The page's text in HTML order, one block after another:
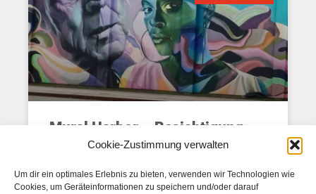
Cookie-Zustimmung verwalten
Um dir ein optimales Erlebnis zu bieten, verwenden wir Technologien wie
Cookies, um Geräteinformationen zu speichern und/oder darauf
Mural Harbor – Besichtigung
per Schiff
Mural Harbor muss man auch vom Schiff aus mit